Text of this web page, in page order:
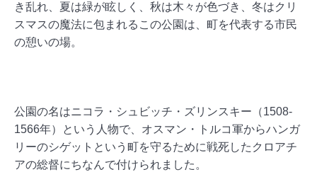
き乱れ、夏は緑が眩しく、秋は木々が色づき、冬はクリ
スマスの魔法に包まれるこの公園は、町を代表する市民
の憩いの場。
公園の名はニコラ・シュビッチ・ズリンスキー（1508-
1566年）という人物で、オスマン・トルコ軍からハンガ
リーのシゲットという町を守るために戦死したクロアチ
アの総督にちなんで付けられました。